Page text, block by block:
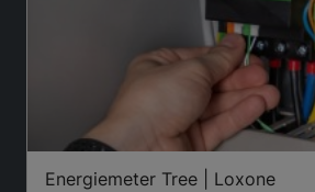
Energiemeter Tree | Loxone